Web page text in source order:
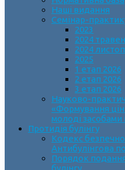
Наші видання
Семінар-
2023
2024
2024
2025
1 етап 2026
2 етап 2026
3 етап 2026
Науково-
«Формування
молоді засобами
Протидія булінгу
Кодекс
Антибулінгова
Порядок
булінгу